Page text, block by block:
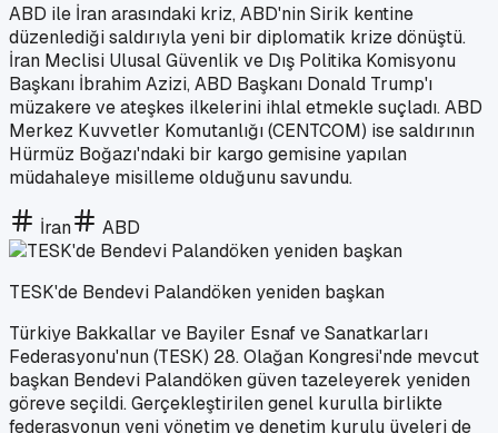
ABD ile İran arasındaki kriz, ABD'nin Sirik kentine
düzenlediği saldırıyla yeni bir diplomatik krize dönüştü.
İran Meclisi Ulusal Güvenlik ve Dış Politika Komisyonu
Başkanı İbrahim Azizi, ABD Başkanı Donald Trump'ı
müzakere ve ateşkes ilkelerini ihlal etmekle suçladı. ABD
Merkez Kuvvetler Komutanlığı (CENTCOM) ise saldırının
Hürmüz Boğazı'ndaki bir kargo gemisine yapılan
müdahaleye misilleme olduğunu savundu.
İran ABD
TESK'de Bendevi Palandöken yeniden başkan
Türkiye Bakkallar ve Bayiler Esnaf ve Sanatkarları
Federasyonu'nun (TESK) 28. Olağan Kongresi'nde mevcut
başkan Bendevi Palandöken güven tazeleyerek yeniden
göreve seçildi. Gerçekleştirilen genel kurulla birlikte
federasyonun yeni yönetim ve denetim kurulu üyeleri de